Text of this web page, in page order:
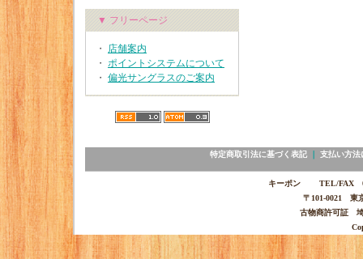
▼ フリーページ
・ 店舗案内
・ ポイントシステムについて
・ 偏光サングラスのご案内
特定商取引法に基づく表記｜ 支払い方法
キーポン TEL/FAX
〒101-0021 東
古物商許可証